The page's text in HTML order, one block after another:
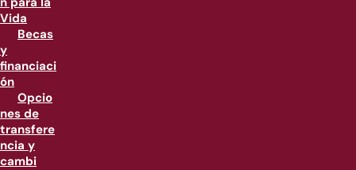
Vida
Becas
y
financiaci
ón
Opcio
nes de
transfere
ncia y
cambi